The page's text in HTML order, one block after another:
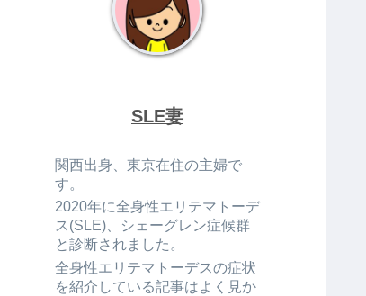
SLE妻
関西出身、東京在住の主婦で
す。
2020年に全身性エリテマトーデ
ス(SLE)、シェーグレン症候群
と診断されました。
全身性エリテマトーデスの症状
を紹介している記事はよく見か